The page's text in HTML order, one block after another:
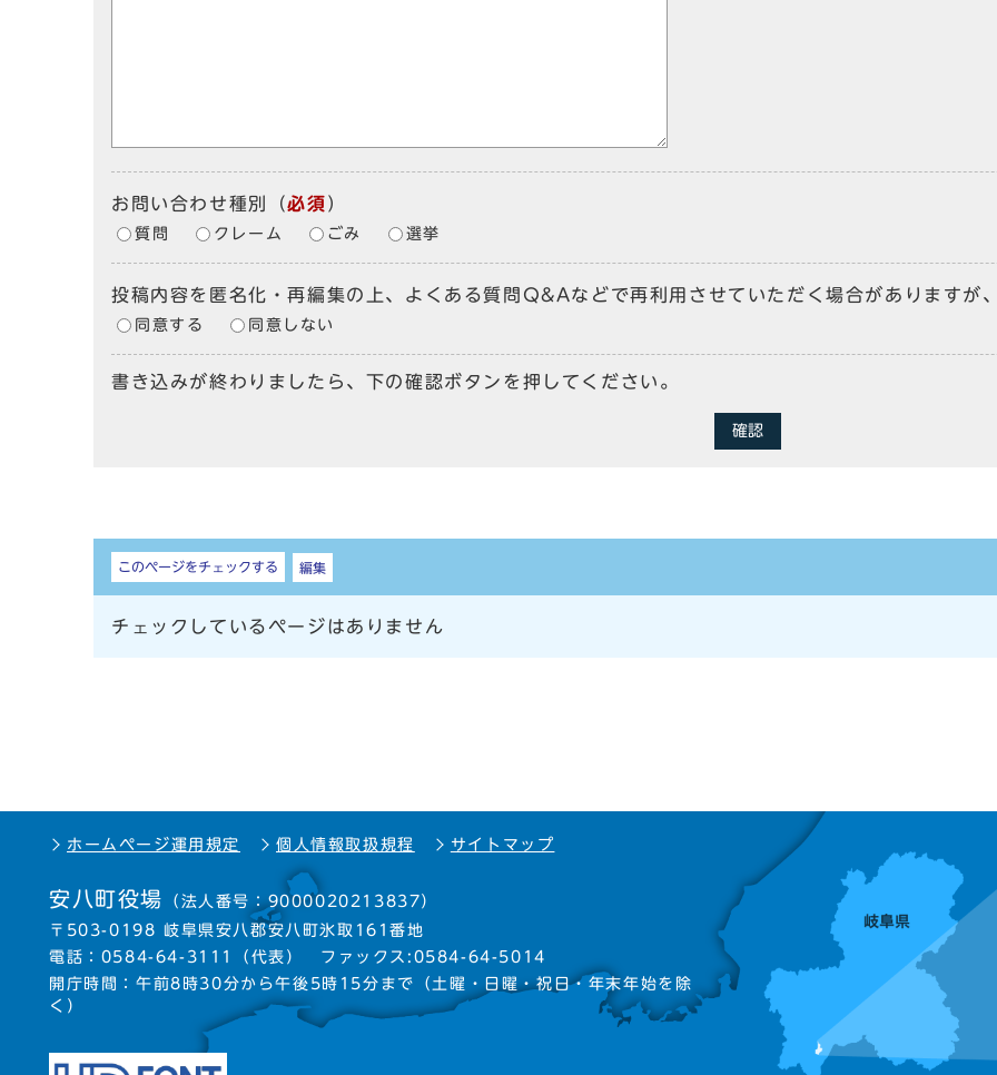
お問い合わせ種別 （必須 ）
質問 クレーム ごみ 選挙
投稿内容を匿名化・再編集の上、よくある質問Q&Aなどで再利用させていただく場合がありますが
同意する 同意しない
書き込みが終わりましたら、下の確認ボタンを押してください。
確認
しおり
このページをチェックする 編集
チェックしているページはありません
ホームページ運用規定 個人情報取扱規程 サイトマップ
安八町役場 （法人番号：9000020213837）
〒503-0198 岐阜県安八郡安八町氷取161番地
電話： 0584-64-3111 （代表） ファックス:0584-64-5014
開庁時間：午前8時30分から午後5時15分まで
（土曜・日曜・祝日・年末年始を除
く）